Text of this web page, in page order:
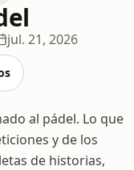
jul. 21, 2026
al pádel. Lo que
y de los
de historias,